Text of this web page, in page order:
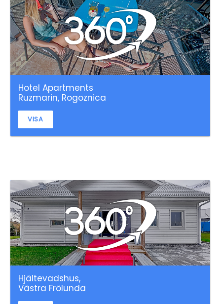
Hotel Apartments
Ruzmarin, Rogoznica
VISA
Hjältevadshus,
Västra Frölunda